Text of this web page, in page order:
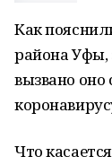
Как
района Уфы,
вызвано
Что